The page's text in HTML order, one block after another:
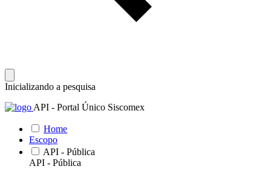
Inicializando a pesquisa
API - Portal Único Siscomex
Home
Escopo
API - Pública
API - Pública